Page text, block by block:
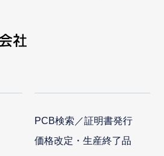
PCB検索／証明書発行
価格改定・生産終了品